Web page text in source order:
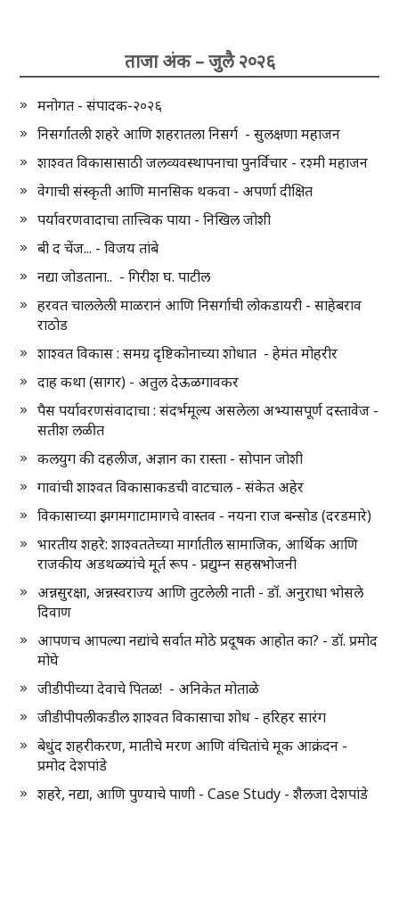
ताजा अंक – जुलै २०२६
मनोगत - संपादक-२०२६
निसर्गातली शहरे आणि शहरातला निसर्ग - सुलक्षणा महाजन
शाश्वत विकासासाठी जलव्यवस्थापनाचा पुनर्विचार - रश्मी महाजन
वेगाची संस्कृती आणि मानसिक थकवा - अपर्णा दीक्षित
पर्यावरणवादाचा तात्त्विक पाया - निखिल जोशी
बी द चेंज... - विजय तांबे
नद्या जोडताना.. - गिरीश घ. पाटील
हरवत चाललेली माळरानं आणि निसर्गाची लोकडायरी - साहेबराव
राठोड
शाश्वत विकास : समग्र दृष्टिकोनाच्या शोधात - हेमंत मोहरीर
दाह कथा (सागर) - अतुल देऊळगावकर
पैस पर्यावरणसंवादाचा : संदर्भमूल्य असलेला अभ्यासपूर्ण दस्तावेज -
सतीश लळीत
कलयुग की दहलीज, अज्ञान का रास्ता - सोपान जोशी
गावांची शाश्वत विकासाकडची वाटचाल - संकेत अहेर
विकासाच्या झगमगाटामागचे वास्तव - नयना राज बन्सोड (दरडमारे)
भारतीय शहरे: शाश्वततेच्या मार्गातील सामाजिक, आर्थिक आणि
राजकीय अडथळ्यांचे मूर्त रूप - प्रद्युम्न सहस्रभोजनी
अन्नसुरक्षा, अन्नस्वराज्य आणि तुटलेली नाती - डॉ. अनुराधा भोसले
दिवाण
आपणच आपल्या नद्यांचे सर्वात मोठे प्रदूषक आहोत का? - डॉ. प्रमोद
मोघे
जीडीपीच्या देवाचे पितळ! - अनिकेत मोताळे
जीडीपीपलीकडील शाश्वत विकासाचा शोध - हरिहर सारंग
बेधुंद शहरीकरण, मातीचे मरण आणि वंचितांचे मूक आक्रंदन -
प्रमोद देशपांडे
शहरे, नद्या, आणि पुण्याचे पाणी - Case Study - शैलजा देशपांडे